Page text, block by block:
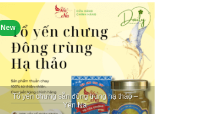
New
Tổ yến chưng sẵn đông trùng hạ thảo –
Yến Na